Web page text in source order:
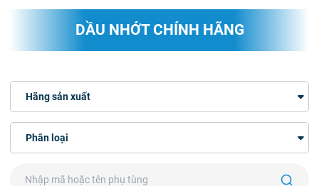
DẦU NHỚT CHÍNH HÃNG